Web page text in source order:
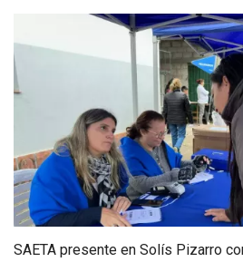
SAETA presente en Solís Pizarro